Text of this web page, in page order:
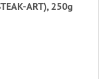
ART), 250g